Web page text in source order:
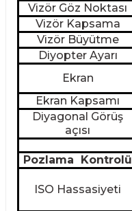
Vizör Göz Noktası
Vizör Kapsama
Vizör Büyütme
Diyopter Ayarı
Ekran
Ekran Kapsamı
Diyagonal Görüş
açısı
Pozlama Kontrolü
ISO Hassasiyeti